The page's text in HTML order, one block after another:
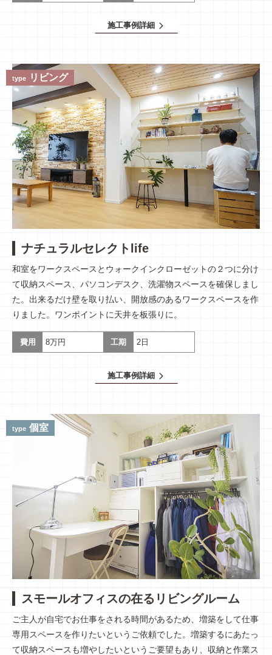
施工事例詳細 arrow_forward_ios
type リビング
ナチュラルセレクトlife
和室をワークスペースとウォークインクローゼットの２つに分け
て収納スペース、パソコンデスク、洗濯物スペースを確保しまし
た。出来るだけ壁を取り払い、開放感のあるワークスペースを作
りました。ワンポイントに天井を板張りに。
費用 8万円 工期 2日
施工事例詳細 arrow_forward_ios
type 個室
スモールオフィスの在るリビングルーム
ご主人が自宅でお仕事をされる時間があるため、増築をして仕事
専用スペースを作りたいというご依頼でした。増築するにあたっ
て収納スペースも増やしたいというご要望もあり、収納と作業ス